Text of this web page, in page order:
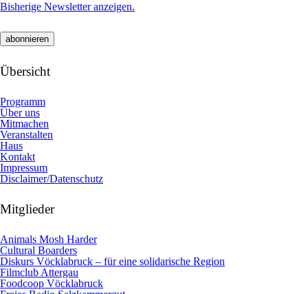
Bisherige Newsletter anzeigen.
Übersicht
Programm
Über uns
Mitmachen
Veranstalten
Haus
Kontakt
Impressum
Disclaimer/Datenschutz
Mitglieder
Animals Mosh Harder
Cultural Boarders
Diskurs Vöcklabruck – für eine solidarische Region
Filmclub Attergau
Foodcoop Vöcklabruck